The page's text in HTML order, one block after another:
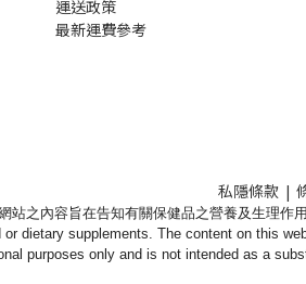
運送政策
最新運費參考
私隱條款|
站之內容旨在告知有關保健品之營養及生理作用
dietary supplements. The content on this
purposes only and is not intended as a